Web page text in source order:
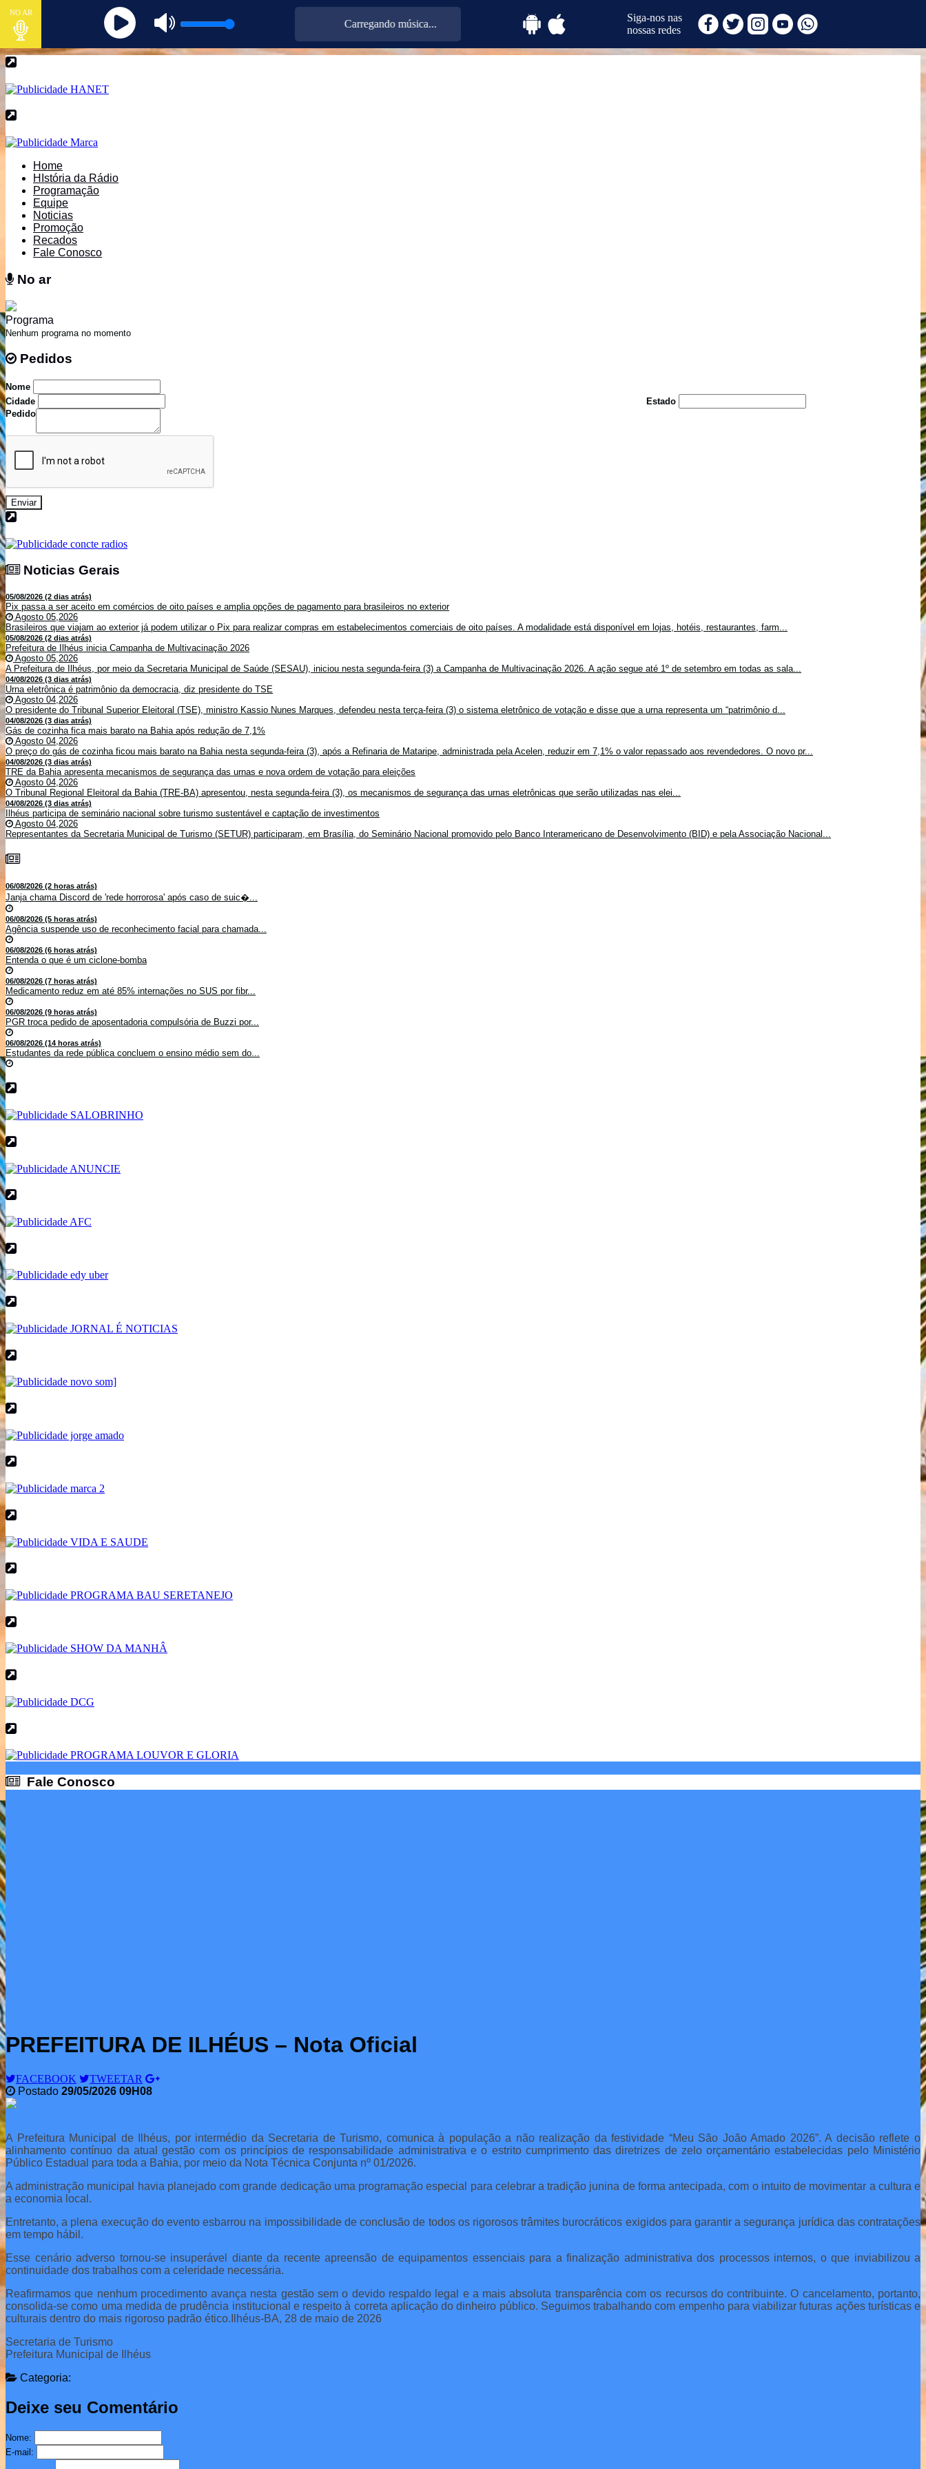
NO AR
Carregando música...
Siga-nos nas
nossas redes
Home
HIstória da Rádio
Programação
Equipe
Noticias
Promoção
Recados
Fale Conosco
No ar
Programa
Nenhum programa no momento
Pedidos
Nome
Cidade
Estado
Pedido
Enviar
Noticias Gerais
05/08/2026 (2 dias atrás)
Pix passa a ser aceito em comércios de oito países e amplia opções de pagamento para brasileiros no exterior
Agosto 05,2026
Brasileiros que viajam ao exterior já podem utilizar o Pix para realizar compras em estabelecimentos comerciais de oito países. A modalidade está disponível em lojas, hotéis, restaurantes, farm...
05/08/2026 (2 dias atrás)
Prefeitura de Ilhéus inicia Campanha de Multivacinação 2026
Agosto 05,2026
A Prefeitura de Ilhéus, por meio da Secretaria Municipal de Saúde (SESAU), iniciou nesta segunda-feira (3) a Campanha de Multivacinação 2026. A ação segue até 1º de setembro em todas as sala...
04/08/2026 (3 dias atrás)
Urna eletrônica é patrimônio da democracia, diz presidente do TSE
Agosto 04,2026
O presidente do Tribunal Superior Eleitoral (TSE), ministro Kassio Nunes Marques, defendeu nesta terça-feira (3) o sistema eletrônico de votação e disse que a urna representa um “patrimônio d...
04/08/2026 (3 dias atrás)
Gás de cozinha fica mais barato na Bahia após redução de 7,1%
Agosto 04,2026
O preço do gás de cozinha ficou mais barato na Bahia nesta segunda-feira (3), após a Refinaria de Mataripe, administrada pela Acelen, reduzir em 7,1% o valor repassado aos revendedores. O novo pr...
04/08/2026 (3 dias atrás)
TRE da Bahia apresenta mecanismos de segurança das urnas e nova ordem de votação para eleições
Agosto 04,2026
O Tribunal Regional Eleitoral da Bahia (TRE-BA) apresentou, nesta segunda-feira (3), os mecanismos de segurança das urnas eletrônicas que serão utilizadas nas elei...
04/08/2026 (3 dias atrás)
Ilhéus participa de seminário nacional sobre turismo sustentável e captação de investimentos
Agosto 04,2026
Representantes da Secretaria Municipal de Turismo (SETUR) participaram, em Brasília, do Seminário Nacional promovido pelo Banco Interamericano de Desenvolvimento (BID) e pela Associação Nacional...
06/08/2026 (2 horas atrás)
Janja chama Discord de 'rede horrorosa' após caso de suic�...
06/08/2026 (5 horas atrás)
Agência suspende uso de reconhecimento facial para chamada...
06/08/2026 (6 horas atrás)
Entenda o que é um ciclone-bomba
06/08/2026 (7 horas atrás)
Medicamento reduz em até 85% internações no SUS por fibr...
06/08/2026 (9 horas atrás)
PGR troca pedido de aposentadoria compulsória de Buzzi por...
06/08/2026 (14 horas atrás)
Estudantes da rede pública concluem o ensino médio sem do...
Fale Conosco
PREFEITURA DE ILHÉUS – Nota Oficial
FACEBOOK
TWEETAR
Postado 29/05/2026 09H08
A Prefeitura Municipal de Ilhéus, por intermédio da Secretaria de Turismo, comunica à população a não realização da festividade “Meu São João Amado 2026”. A decisão reflete o
alinhamento contínuo da atual gestão com os princípios de responsabilidade administrativa e o estrito cumprimento das diretrizes de zelo orçamentário estabelecidas pelo Ministério
Público Estadual para toda a Bahia, por meio da Nota Técnica Conjunta nº 01/2026.
A administração municipal havia planejado com grande dedicação uma programação especial para celebrar a tradição junina de forma antecipada, com o intuito de movimentar a cultura e
a economia local.
Entretanto, a plena execução do evento esbarrou na impossibilidade de conclusão de todos os rigorosos trâmites burocráticos exigidos para garantir a segurança jurídica das contratações
em tempo hábil.
Esse cenário adverso tornou-se insuperável diante da recente apreensão de equipamentos essenciais para a finalização administrativa dos processos internos, o que inviabilizou a
continuidade dos trabalhos com a celeridade necessária.
Reafirmamos que nenhum procedimento avança nesta gestão sem o devido respaldo legal e a mais absoluta transparência com os recursos do contribuinte. O cancelamento, portanto,
consolida-se como uma medida de prudência institucional e respeito à correta aplicação do dinheiro público. Seguimos trabalhando com empenho para viabilizar futuras ações turísticas e
culturais dentro do mais rigoroso padrão ético.Ilhéus-BA, 28 de maio de 2026
Secretaria de Turismo
Prefeitura Municipal de Ilhéus
Categoria:
Deixe seu Comentário
Nome:
E-mail: